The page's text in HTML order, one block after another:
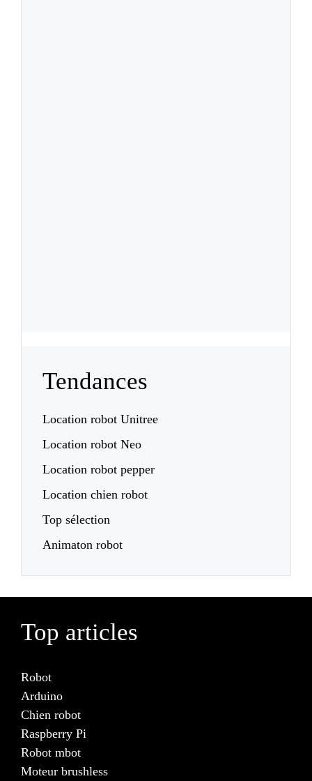
Tendances
Location robot Unitree
Location robot Neo
Location robot pepper
Location chien robot
Top sélection
Animaton robot
Top articles
Robot
Arduino
Chien robot
Raspberry Pi
Robot mbot
Moteur brushless